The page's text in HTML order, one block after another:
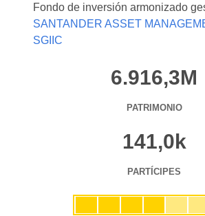
Fondo de inversión armonizado
SANTANDER ASSET
SGIIC
6.916,3M
PATRIMONIO
141,0k
PARTÍCIPES